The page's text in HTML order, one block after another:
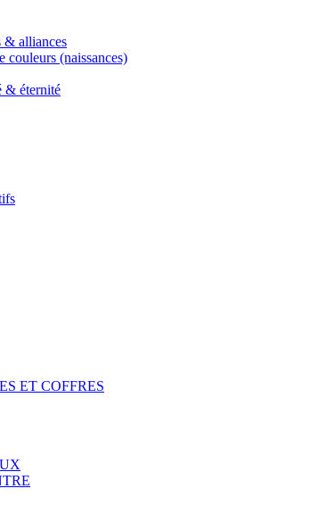
& alliances
couleurs (naissances)
& éternité
ET COFFRES